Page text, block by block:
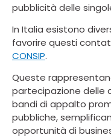
pubblicità delle
In Italia esistono
favorire questi
CONSIP.
Queste
partecipazione delle
bandi di appalto
pubbliche,
opportunità di